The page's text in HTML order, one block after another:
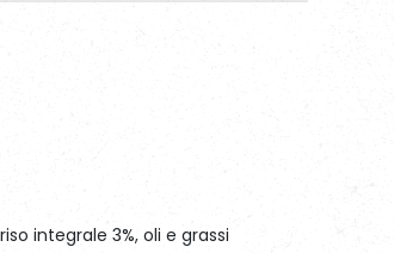
integrale 3%, oli e grassi